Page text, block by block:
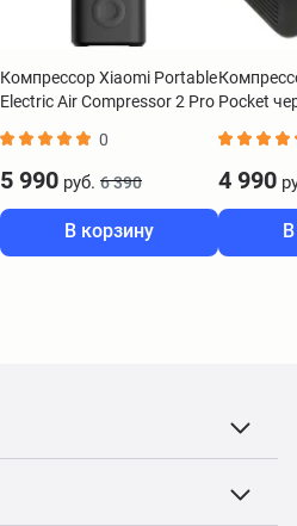
Компрессор Xiaomi Portable
Electric Air Compressor 2 Pro
0
5 990 руб. 6 390
В корзину
Pocket
4 990